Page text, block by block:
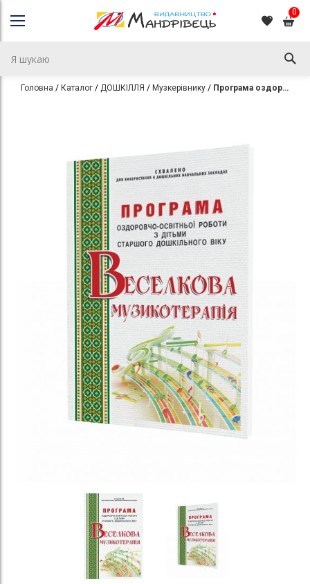
0
Головна Каталог ДОШКІЛЛЯ Музкерівнику Програма оздоровчо-освітньої роботи з дітьми старшого дошкільного віку “Веселкова музикотерапія”